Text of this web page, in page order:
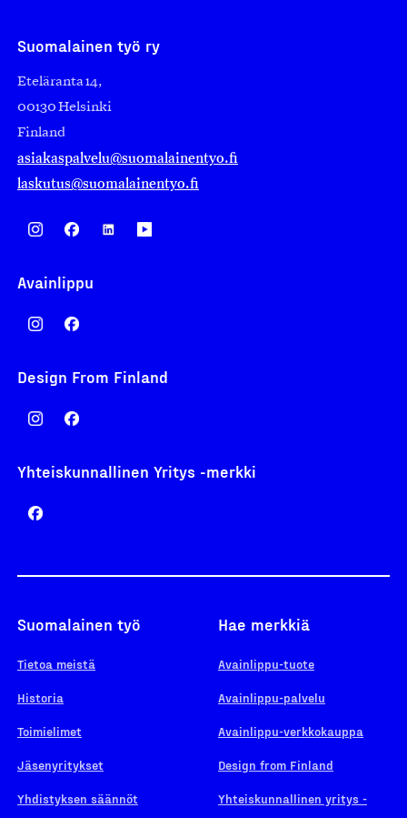
Suomalainen työ ry
Eteläranta 14,
00130 Helsinki
Finland
asiakaspalvelu@suomalainentyo.fi
laskutus@suomalainentyo.fi
Avainlippu
Design From Finland
Yhteiskunnallinen Yritys -merkki
Suomalainen työ
Tietoa meistä
Historia
Toimielimet
Jäsenyritykset
Yhdistyksen säännöt
Hae merkkiä
Avainlippu-tuote
Avainlippu-palvelu
Avainlippu-verkkokauppa
Design from Finland
Yhteiskunnallinen yritys -